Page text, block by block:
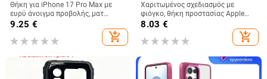
Θήκη για iPhone 17 Pro Max με
ευρύ άνοιγμα προβολής, ματ
φινίρισμα και μαγνητική πρόσδεση
9.25 €
add_shopping_cart
Χαριτωμένος σχεδιασμός με
φιόγκο, θήκη προστασίας Apple
iPhone 11–15 Pro Max, πλήρης
8.03 €
add_shopping_cart